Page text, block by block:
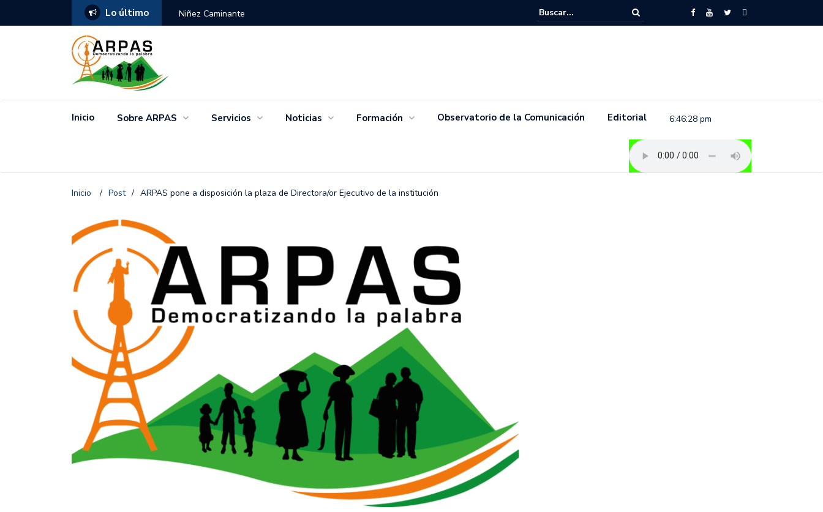
Lo último Niñez Caminante
Movimiento feminista se pronuncia previo a la conmemoración del 8 de marzo
Salvador.
Inicio Sobre ARPAS Servicios Noticias Formación Observatorio de la Comunicación Editorial 6:46:29 pm
Inicio / Post / ARPAS pone a disposición la plaza de Directora/or Ejecutivo de la institución